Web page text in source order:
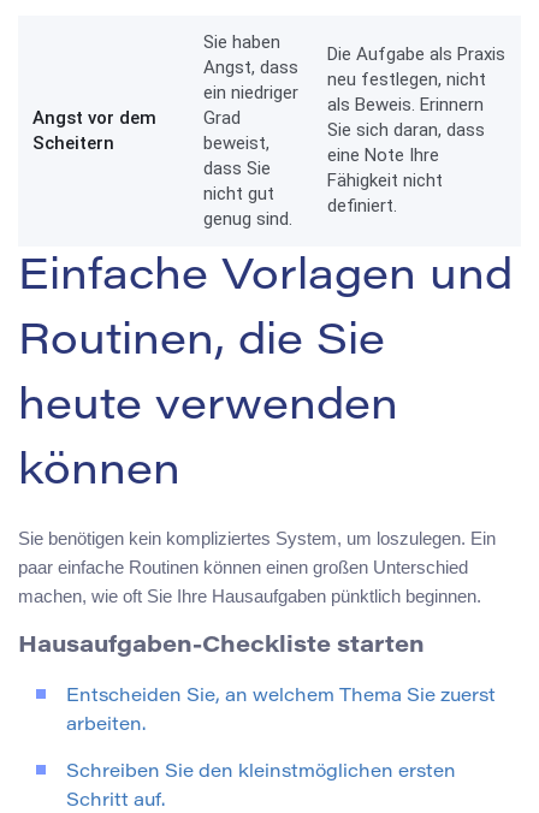
Angst vor dem
Scheitern
Sie haben
Angst, dass
ein niedriger
Grad
beweist,
dass Sie
nicht gut
genug sind.
Die Aufgabe als Praxis
neu festlegen, nicht
als Beweis. Erinnern
Sie sich daran, dass
eine Note Ihre
Fähigkeit nicht
definiert.
Einfache Vorlagen und
Routinen, die Sie
heute verwenden
können
Sie benötigen kein kompliziertes System, um loszulegen. Ein
paar einfache Routinen können einen großen Unterschied
machen, wie oft Sie Ihre Hausaufgaben pünktlich beginnen.
Hausaufgaben-Checkliste starten
Entscheiden Sie, an welchem Thema Sie zuerst
arbeiten.
Schreiben Sie den kleinstmöglichen ersten
Schritt auf.